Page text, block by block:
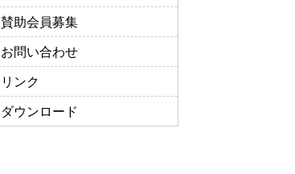
賛助会員募集
お問い合わせ
リンク
ダウンロード